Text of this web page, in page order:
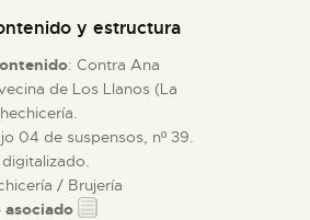
y estructura
: Contra Ana
de Los Llanos (La
04 de suspensos, nº 39.
/ Brujería
asociado